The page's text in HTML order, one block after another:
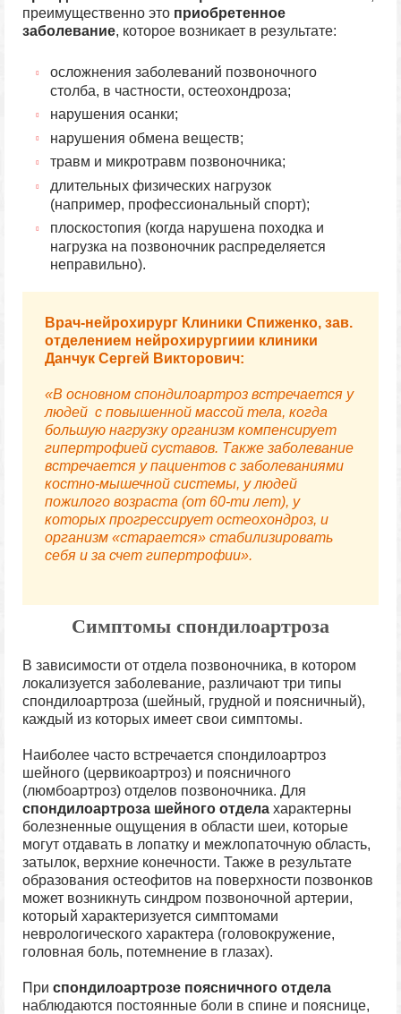
преимущественно это приобретенное
заболевание, которое возникает в результате:
осложнения заболеваний позвоночного
столба, в частности, остеохондроза;
нарушения осанки;
нарушения обмена веществ;
травм и микротравм позвоночника;
длительных физических нагрузок
(например, профессиональный спорт);
плоскостопия (когда нарушена походка и
нагрузка на позвоночник распределяется
неправильно).
Врач-нейрохирург Клиники Спиженко, зав.
отделением нейрохирургиии клиники
Данчук Сергей Викторович:
«В основном спондилоартроз встречается у
людей с повышенной массой тела, когда
большую нагрузку организм компенсирует
гипертрофией суставов. Также заболевание
встречается у пациентов с заболеваниями
костно-мышечной системы, улюдей
пожилого возраста (от 60-ти лет), у
которых прогрессирует остеохондроз, и
организм «старается» стабилизировать
себя и за счет гипертрофии».
Симптомы спондилоартроза
В зависимости от отдела позвоночника, в котором
локализуется заболевание, различают три типы
спондилоартроза (шейный, грудной и поясничный),
каждый из которых имеет свои симптомы.
Наиболее часто встречается спондилоартроз
шейного (цервикоартроз) и поясничного
(люмбоартроз) отделов позвоночника. Для
спондилоартроза шейного отдела характерны
болезненные ощущения в области шеи, которые
могут отдавать в лопатку и межлопаточную область,
затылок, верхние конечности. Также в результате
образования остеофитов на поверхности позвонков
может возникнуть синдром позвоночной артерии,
который характеризуется симптомами
неврологического характера (головокружение,
головная боль, потемнение в глазах).
При спондилоартрозе поясничного отдела
наблюдаются постоянные боли в спине и пояснице,